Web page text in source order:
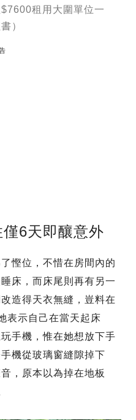
租用大圍單位一
）
6天即釀意外
慳位，不惜在房間內的
床，而床尾則再有另一
造得天衣無縫，豈料在
表示自己在當天起床
手機，惟在她想放下手
機從玻璃窗縫隙掉下
，原本以為掉在地板